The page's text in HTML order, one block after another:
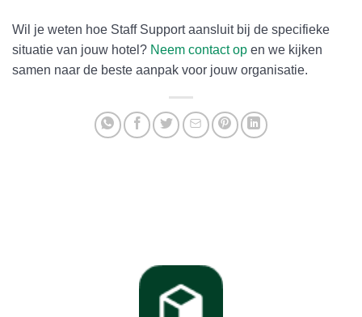
Wil je weten hoe Staff Support aansluit bij de specifieke
situatie van jouw hotel? Neem contact op en we kijken
samen naar de beste aanpak voor jouw organisatie.